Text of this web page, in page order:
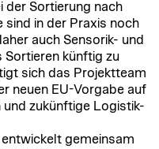
der Sortierung nach
sind in der Praxis noch
auch Sensorik- und
Sortieren künftig zu
sich das Projektteam
neuen EU-Vorgabe auf
zukünftige Logistik-
gemeinsam